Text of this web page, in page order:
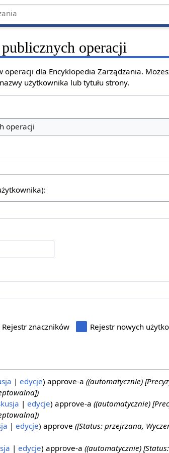
operacji
operacji dla Encyklopedia Zarządzania.
użytkownika lub tytułu strony.
operacji
Rejestr znaczników Rejestr nowych
edycje approve-a ((automatycznie)
edycje approve-a ((automatycznie)
edycje approve ([Status: przejrzana,
edycje approve-a ((automatycznie)